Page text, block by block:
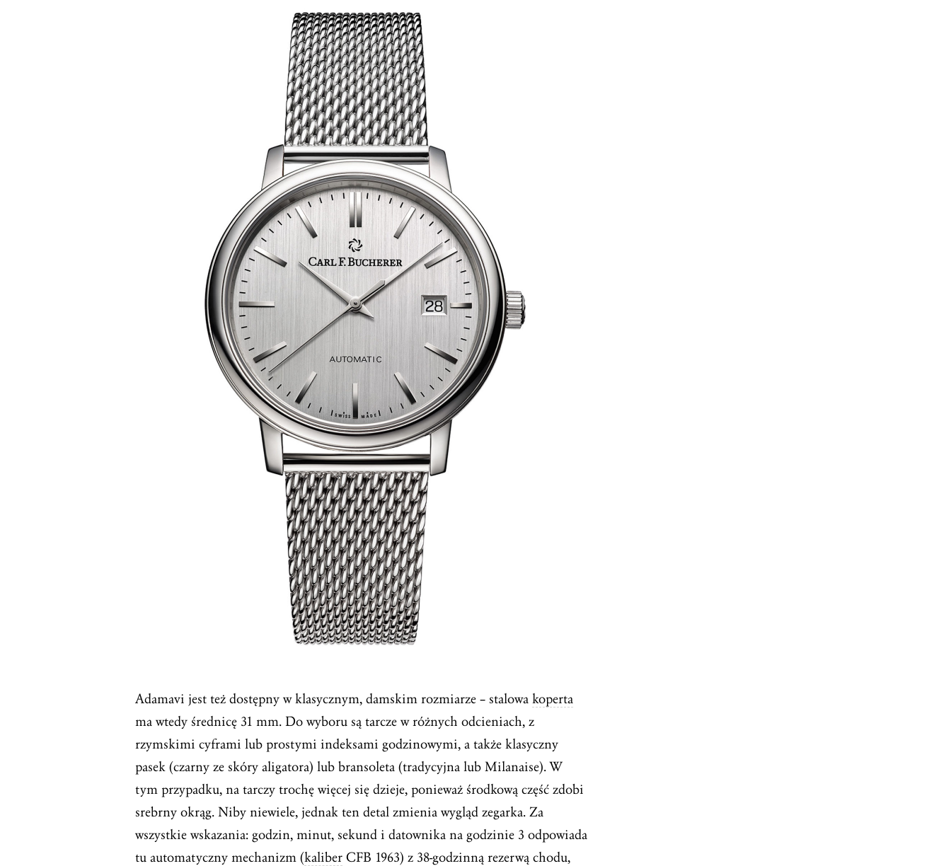
Adamavi jest też dostępny w klasycznym, damskim rozmiarze – stalowa koperta
ma wtedy średnicę 31 mm. Do wyboru są tarcze w różnych odcieniach, z
rzymskimi cyframi lub prostymi indeksami godzinowymi, a także klasyczny
pasek (czarny ze skóry aligatora) lub bransoleta (tradycyjna lub Milanaise). W
tym przypadku, na tarczy trochę więcej się dzieje, ponieważ środkową część zdobi
srebrny okrąg. Niby niewiele, jednak ten detal zmienia wygląd zegarka. Za
wszystkie wskazania: godzin, minut, sekund i datownika na godzinie 3 odpowiada
tu automatyczny mechanizm (kaliber CFB 1963) z 38-godzinną rezerwą chodu,